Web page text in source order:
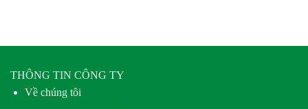
THÔNG TIN CÔNG TY
Về chúng tôi